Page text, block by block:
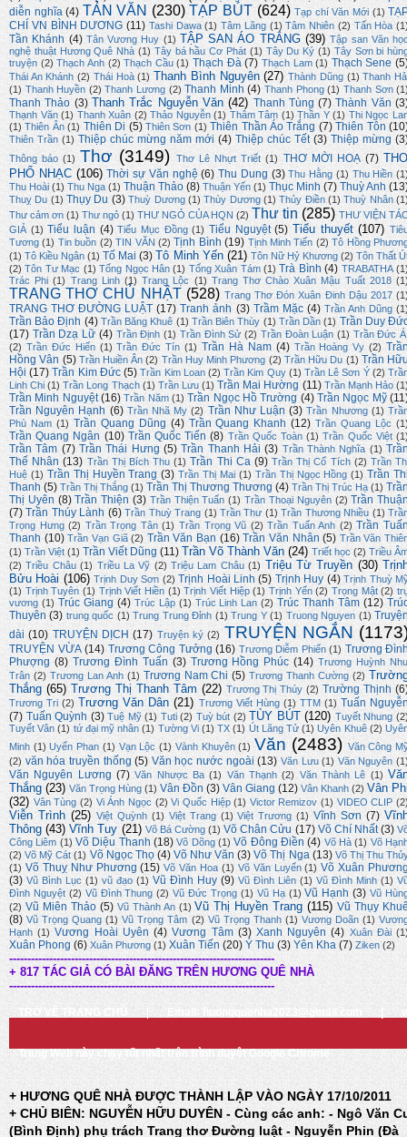
diễn nghĩa (4) TẢN VĂN (230) TẠP BÚT (624) Tạp chí Văn Mới (1)
CHÍ VN BÌNH DƯƠNG (11) Tashi Dawa (1) Tâm Lãng (1) Tâm Nhiên (2) Tấn Hòa
Tần Khánh (4) Tân Vương Huy (1) TẬP SAN ÁO TRẮNG (39) Tập san Văn
nghệ thuật Hương Quê Nhà (1) Tây bá hầu Cơ Phát (1) Tây Du Ký (1) Tây Sơn bi
truyện (2) Thạch Anh (2) Thạch Cầu (1) Thạch Đà (7) Thạch Lam (1) Thạch Sene
Thái An Khánh (2) Thái Hoà (1) Thanh Bình Nguyên (27) Thành Dũng (1) Thanh
(1) Thanh Huyền (2) Thanh Lương (2) Thanh Minh (4) Thanh Phong (1) Thanh Sơn
Thanh Thảo (3) Thanh Trắc Nguyễn Văn (42) Thanh Tùng (7) Thành Văn
Thạnh Văn (1) Thanh Xuân (2) Thảo Nguyễn (1) Thâm Tâm (1) Thần Y (1) Thi Ngọc
(1) Thiên Ân (1) Thiên Di (5) Thiên Sơn (1) Thiên Thần Áo Trắng (7) Thiên Tôn
Thiên Trần (1) Thiệp chúc mừng năm mới (4) Thiệp chúc Tết (3) Thiệp mừng
Thông báo (1) Thơ (3149) Thơ Lê Nhựt Triết (1) THƠ MỜI HOẠ (7)
PHỔ NHẠC (106) Thời sự Văn nghệ (6) Thu Dung (3) Thu Hằng (1) Thu Hiền
Thu Hoài (1) Thu Nga (1) Thuận Thảo (8) Thuận Yến (1) Thục Minh (7) Thuỳ Anh
Thuỵ Du (1) Thụy Du (3) Thuỳ Dương (1) Thùy Dương (1) Thủy Điền (1) Thuỳ Nhân
Thư cảm ơn (1) Thư ngỏ (1) THƯ NGỎ CỦA HQN (2) Thư tin (285) THƯ VIỆN
GIẢ (1) Tiểu luận (4) Tiểu Mục Đồng (1) Tiểu Nguyệt (5) Tiểu thuyết (107)
Tương (1) Tin buồn (2) TIN VĂN (2) Tịnh Bình (19) Tịnh Minh Tiến (2) Tô Hồng
(1) Tô Kiều Ngân (1) Tố Mai (3) Tô Minh Yến (21) Tôn Nữ Hỷ Khương (2) Tôn Thất
(2) Tôn Tư Mạc (1) Tống Ngọc Hân (1) Tống Xuân Tám (1) Trà Bình (4) TRABATHA
Trác Phi (1) Trang Linh (1) Trang Lộc (1) Trang Thơ Chào Xuân Mậu Tuất 2018
TRANG THƠ CHỦ NHẬT (528) Trang Thơ Đón Xuân Đinh Dậu 2017
TRANG THƠ ĐƯỜNG LUẬT (17) Tranh ảnh (3) Trầm Mặc (4) Trần Anh Dũng
Trần Bảo Định (4) Trần Băng Khuê (1) Trần Biên Thùy (1) Trần Dần (1) Trần Duy
(17) Trần Dzạ Lữ (4) Trần Định (1) Trần Đình Sử (2) Trần Đoàn Luận (1) Trần Đức
(2) Trần Đức Hiển (1) Trần Đức Tín (1) Trần Hà Nam (4) Trần Hoàng Vy (2)
Hồng Vân (5) Trần Huiền Ân (2) Trần Huy Minh Phương (2) Trần Hữu Du (1) Trần
Hội (17) Trần Kim Đức (5) Trần Kim Loan (2) Trần Kim Quy (1) Trần Lê Sơn Ý (2)
Linh Chi (1) Trần Long Thạch (1) Trần Lưu (1) Trần Mai Hường (11) Trần Mạnh Hảo
Trần Minh Nguyệt (16) Trần Năm (1) Trần Ngọc Hồ Trường (4) Trần Ngọc Mỹ
Trần Nguyên Hạnh (6) Trần Nhã My (2) Trần Như Luận (3) Trần Nhương (1)
Phù Nam (1) Trần Quang Dũng (4) Trần Quang Khanh (12) Trần Quang Lộc
Trần Quang Ngân (10) Trần Quốc Tiến (8) Trần Quốc Toàn (1) Trần Quốc Việt
Trần Tâm (7) Trần Thái Hưng (5) Trần Thanh Hải (3) Trần Thành Nghĩa (1)
Thế Nhân (13) Trần Thị Bích Thu (1) Trần Thi Ca (9) Trần Thị Cổ Tích (2) Trần
Huệ (1) Trần Thị Huyền Trang (3) Trần Thị Mai (1) Trần Thị Ngọc Hồng (1) Trần
Thanh (5) Trần Thị Thắng (1) Trần Thị Thương Thương (4) Trần Thị Trúc Hạ (1)
Thị Uyên (8) Trần Thiện (3) Trần Thiện Tuấn (1) Trần Thoại Nguyên (2) Trần
(7) Trần Thúy Lành (6) Trần Thuỳ Trang (1) Trần Thư (1) Trần Thương Nhiều (1)
Trọng Hưng (2) Trần Trọng Tân (1) Trần Trọng Vũ (2) Trần Tuấn Anh (2) Trần
Thanh (10) Trần Vạn Giã (2) Trần Văn Bạn (16) Trần Văn Nhân (5) Trần Văn
(1) Trần Việt (1) Trần Viết Dũng (11) Trần Võ Thành Văn (24) Triết học (2) Triều
(2) Triều Châu (1) Triều La Vỹ (2) Triệu Lam Châu (1) Triệu Từ Truyền (30)
Bửu Hoài (106) Trịnh Duy Sơn (2) Trịnh Hoài Linh (5) Trịnh Huy (4) Trịnh Thuỳ
(1) Trịnh Tuyên (1) Trịnh Viết Hiền (1) Trịnh Viết Hiệp (1) Trịnh Yến (2) Trọng Mật (2)
vương (1) Trúc Giang (4) Trúc Lập (1) Trúc Linh Lan (2) Trúc Thanh Tâm (12)
Thuyên (3) trung quốc (1) Trung Trung Đỉnh (1) Trung Y (1) Truong Nguyen (1)
dài (10) TRUYỆN DỊCH (17) Truyện ký (2) TRUYỆN NGẮN
TRUYỆN VỪA (14) Trương Công Tưởng (16) Trương Diễm Phiến (1) Trương
Phượng (8) Trương Đình Tuấn (3) Trương Hồng Phúc (14) Trương Huỳnh
Trân (2) Trương Lan Anh (1) Trương Nam Chi (5) Trương Thanh Cường (2)
Thắng (65) Trương Thị Thanh Tâm (22) Trương Thị Thúy (2) Trường Thịnh
Trương Tri (2) Trương Văn Dân (21) Trương Viết Hùng (1) TTM (1) Tuấn
(7) Tuấn Quỳnh (3) Tuệ Mỹ (1) Tuti (2) Tuỳ bút (2) TÙY BÚT (120) Tuyết Nhung
Tuyết Vân (1) tứ đại mỹ nhân (1) Tường Vi (1) TX (1) Út Lãng Tử (1) Uyên Khuê (2)
Minh (1) Uyển Phan (1) Vạn Lộc (1) Vành Khuyên (1) Văn (2483) Văn Công
(2) văn hóa truyền thống (5) Văn học nước ngoài (13) Văn Lưu (1) Văn Nguyên
Văn Nguyên Lương (7) Văn Nhược Ba (1) Văn Thạnh (2) Văn Thành Lê (1)
Thắng (23) Văn Trọng Hùng (1) Vân Đồn (3) Vân Giang (12) Vân Khanh (2) Vân
(32) Vân Tùng (2) Vi Ánh Ngọc (2) Vi Quốc Hiệp (1) Victor Remizov (1) VIDEO CLIP
Viễn Trình (25) Việt Quỳnh (1) Việt Trang (1) Việt Trương (1) Vĩnh Sơn (7)
Thông (43) Vĩnh Tuy (21) Võ Bá Cường (1) Võ Chân Cửu (17) Võ Chí Nhất (3)
Công Liêm (1) Võ Diệu Thanh (18) Võ Dõng (1) Võ Đông Điền (4) Võ Hà (1) Võ
(2) Võ Mỹ Cát (1) Võ Ngọc Thọ (4) Võ Như Văn (3) Võ Thị Nga (13) Võ Thị Thu
(1) Võ Thuỵ Như Phương (15) Võ Văn Hoa (1) Võ Văn Luyến (1) Võ Xuân
(3) Vũ Bình Lục (1) vũ đạo (1) Vũ Đình Huy (9) Vũ Đình Liên (1) Vũ Đình Minh (1)
Đình Nguyệt (2) Vũ Đình Thung (2) Vũ Đức Trọng (1) Vũ Hạ (1) Vũ Hạnh (3) Vũ
(2) Vũ Miên Thảo (5) Vũ Thành An (1) Vũ Thị Huyền Trang (115) Vũ Thụy
(8) Vũ Trọng Quang (1) Vũ Trọng Tâm (2) Vũ Trọng Thanh (1) Vương Doãn (1)
Hạnh (1) Vương Hoài Uyên (4) Vương Tâm (3) Xanh Nguyên (4) Xuân Đài
Xuân Phong (6) Xuân Phương (1) Xuân Tiến (20) Ý Thu (3) Yên Kha (7) Ziken (2)
-------------------------------------------------------------------------
+ 817 TÁC GIẢ CÓ BÀI ĐĂNG TRÊN HƯƠNG QUÊ NHÀ
-------------------------------------------------------------------------
TRỞ VỀ TRANG CHỦ Email: huongquenha2023@gmail.com
Trang Web này chạy tốt nhất trên trình duyệt Google Chrome
+ HƯƠNG QUÊ NHÀ ĐƯỢC THÀNH LẬP VÀO NGÀY 17/10/2011
+ CHỦ BIÊN: NGUYỄN HỮU DUYÊN - Cùng các anh: - Ngô Văn
(Bình Định) phụ trách Trang thơ Đường luật - Nguyễn Phin (Đà